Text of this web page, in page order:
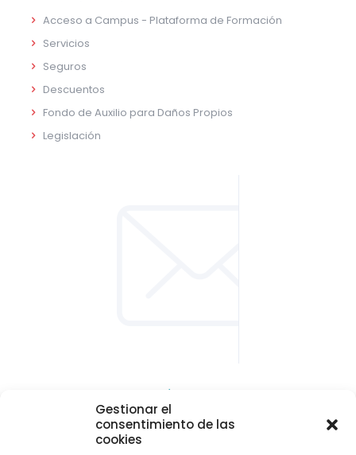
Gestionar el
consentimiento de las
cookies
Acceso a Campus - Plataforma de Formación
Servicios
Seguros
Descuentos
Fondo de Auxilio para Daños Propios
Legislación
CONTACTO Y LOCALIZACIÓN
Parque empresarial de Asipo
Plaza Julio Alberto Blanco, 1 - 1ª planta - Of. 33